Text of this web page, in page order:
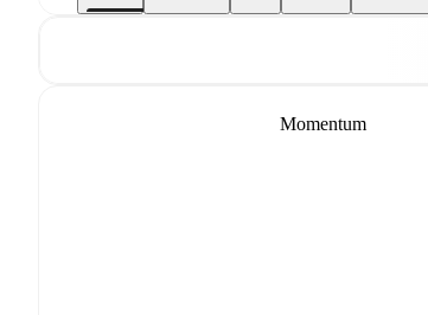
Momentum